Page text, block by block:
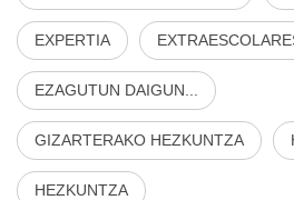
EXPERTIA
EZAGUTUN DAIGUN...
GIZARTERAKO HEZKUNTZA
HEZKUNTZA